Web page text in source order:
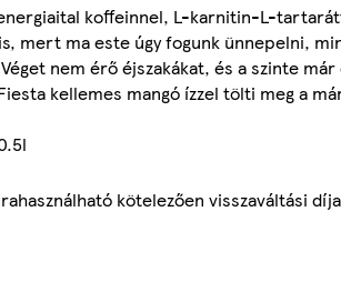
koffeinnel, L-karnitin-L-
mert ma este úgy fogunk ünnepelni,
nem érő éjszakákat, és a szinte
kellemes mangó ízzel tölti meg a
kötelezően visszaváltási